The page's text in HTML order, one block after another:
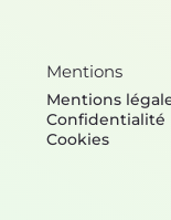
Mentions
Mentions
Confidentialité
Cookies